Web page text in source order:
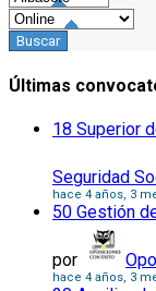
Últimas
18 Superior
Seguridad
hace 4 años, 3
50 Gestión
por
hace 4 años, 3